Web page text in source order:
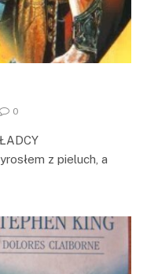
0
z pieluch, a